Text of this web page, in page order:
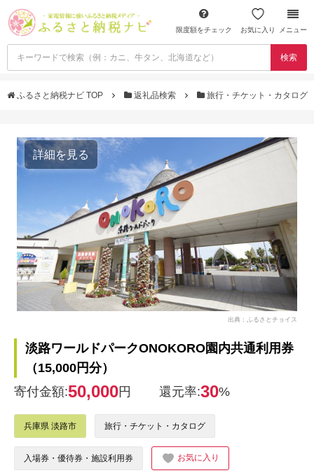
限度額をチェック お気に入り メニュー
検索
ふるさと納税ナビ TOP 返礼品検索 旅行・チケット・カタログ
詳細を見る
出典：ふるさとチョイス
淡路ワールドパークONOKORO園内共通利用券
（15,000円分）
寄付金額:50,000円 還元率:30%
兵庫県 淡路市 旅行・チケット・カタログ
入場券・優待券・施設利用券 お気に入り